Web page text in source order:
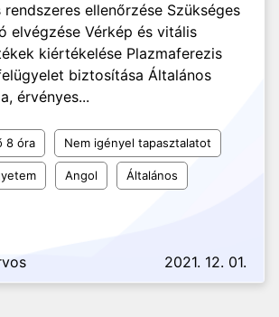
rendszeres ellenőrzése Szükséges
elvégzése Vérkép és vitális
kiértékelése Plazmaferezis
biztosítása Általános
érvényes...
8 óra Nem igényel tapasztalatot
Angol Általános
2021. 12. 01.